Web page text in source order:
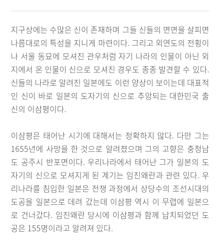
지구상에는 수많은 신이 존재하며 그들 신들의 면면을 살피면
나름대로의 특성을 지니게 마련이다. 그리고 외연도의 전횡이
나 서울 동묘에 모셔진 관우처럼 자기 나라의 인물이 아닌 외
지에서 온 인물이 신으로 모셔진 경우도 종종 발견할 수 있다.
신들의 나라로 알려진 일본에도 이런 양상이 보이는데 대표적
인 신이 바로 일본의 도자기의 신으로 추앙되는 대한민국 출
신의 이삼평이다.
이삼평은 태어난 시기에 대해서는 정확하지 않다. 다만 그는
1655년에 사망을 한 것으로 알려졌으며 그의 고향은 충청남
도 공주시 반포면이다. 우리나라에서 태어난 그가 일본의 도
자기의 신으로 모셔지게 된 계기는 임진왜란과 관련 있다. 우
리나라를 침입한 일본은 전쟁 과정에서 상당수의 조선시대의
도공을 일본으로 데려 갔는데 이삼평 역시 이 무렵에 일본으
로 건너갔다. 임진왜란 당시에 이삼평과 함께 납치되었던 도
공은 155명이라고 알려져 있다.